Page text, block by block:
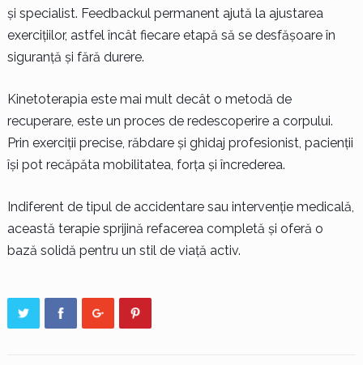
și specialist. Feedbackul permanent ajută la ajustarea
exercițiilor, astfel încât fiecare etapă să se desfășoare în
siguranță și fără durere.
Kinetoterapia este mai mult decât o metodă de
recuperare, este un proces de redescoperire a corpului.
Prin exerciții precise, răbdare și ghidaj profesionist, pacienții
își pot recăpăta mobilitatea, forța și încrederea.
Indiferent de tipul de accidentare sau intervenție medicală,
această terapie sprijină refacerea completă și oferă o
bază solidă pentru un stil de viață activ.